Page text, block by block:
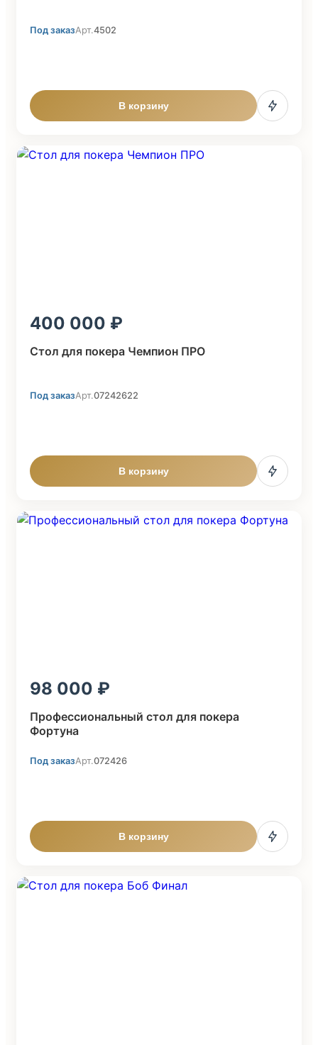
Под заказАрт.4502
В корзину
400 000
Стол для покера Чемпион ПРО
Под заказАрт.07242622
В корзину
98 000
Профессиональный стол для покера
Фортуна
Под заказАрт.072426
В корзину